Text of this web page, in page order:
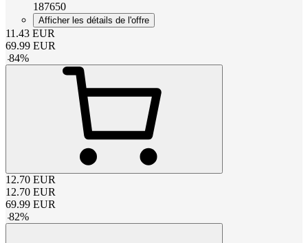
187650
Afficher les détails de l'offre
11.43 EUR
69.99 EUR
-84%
12.70 EUR
12.70 EUR
69.99 EUR
-82%